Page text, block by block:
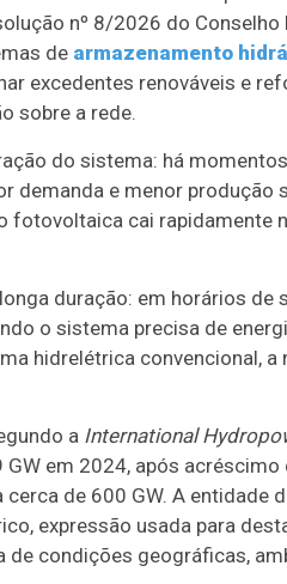
nº 8/2026 do Conselho
de armazenamento
excedentes renováveis e
sobre a rede.
do sistema: há
demanda e menor produção
fotovoltaica cai rapidamente
duração: em horários de
o sistema precisa de
hidrelétrica convencional, a
a International
em 2024, após acréscimo
de 600 GW. A entidade
expressão usada para
de condições geográficas,